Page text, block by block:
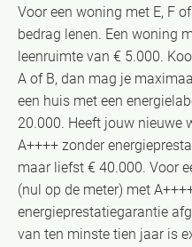
Voor een woning met E, F
bedrag lenen. Een woning
leenruimte van € 5.000.
A of B, dan mag je
een huis met een
20.000. Heeft jouw nieuwe
A++++ zonder
maar liefst € 40.000. Voor
(nul op de meter) met
energieprestatiegarantie
van ten minste tien jaar is